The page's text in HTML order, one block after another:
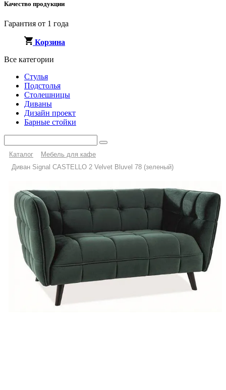
Качество продукции
Гарантия от 1 года
Корзина
Все категории
Стулья
Подстолья
Столешницы
Диваны
Дизайн проект
Барные стойки
Каталог
Мебель для кафе
Диван Signal CASTELLO 2 Velvet Bluvel 78 (зеленый)